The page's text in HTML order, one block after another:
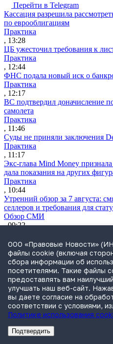
Перейти в Telegram
Кассация разрешила
по еврооблигациям
Практика
, 13:28
ЦБ ужесточил требования к
Практика
, 12:44
ФНС подала новый иск о
Практика
, 12:17
ВС подтвердил доначисление
самолета
Практика
, 11:46
Суды не приняли заключения
Практика
, 11:17
Экс-глава Mind Money
дала показания на других
Практика
, 10:44
Утренний обзор за 7 августа:
селлеров и требования для
Обзор СМИ
, 09:22
Практика
, 19:07
Wildberries начнет страховать
Практика
, 18:56
ВС уточнил, когда дело можно
открывшимся обстоятельствам
Практика
, 18:06
кадастровой стоимости
РекламаАдвокатское бюро Санкт-
ООО «Правовые Новости»
файлы cookie (включая
сбора информации об
посетителями. Такие файлы
предоставлять вам
улучшать наш веб-сайт.
вы даете согласие на
соответствии с условиями,
Политике использования
Подтвердить